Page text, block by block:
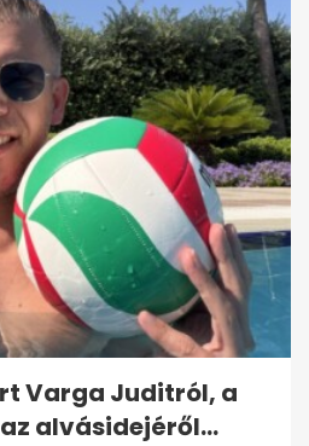
Varga Juditról, a
alvásidejéről...